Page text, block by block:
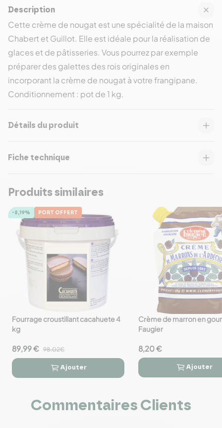
Description
Cette crème de nougat est une spécialité de la maison
Chabert et Guillot. Elle est idéale pour la réalisation de
glaces et de pâtisseries. Vous pourrez par exemple
préparer des galettes des rois originales en
incorporant la crème de nougat à votre frangipane.
Conditionnement : pot de 1 kg.
Détails du produit
Fiche technique
Produits similaires
-8,19% PORT OFFERT
favorite_border
Fourrage croustillant cacahuete 4
kg
89,99 € 98.02€
 
Ajouter
favorite_border
Crème de marron en
Faugier
8,20 €
 
Ajouter
Commentaires Clients